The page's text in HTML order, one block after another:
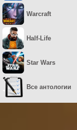
Warcraft
Half-Life
Star Wars
Все антологии